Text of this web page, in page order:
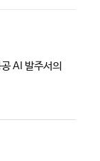
AI 발주서의